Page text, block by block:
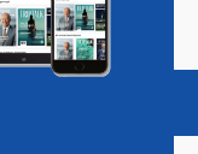
Vacatures